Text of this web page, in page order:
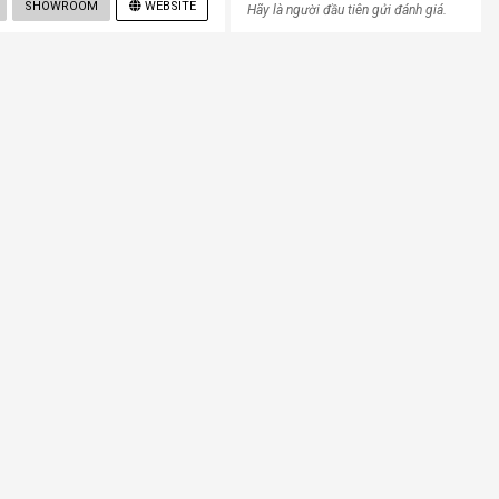
SHOWROOM WEBSITE Hãy là người đầu tiên gửi đánh giá.